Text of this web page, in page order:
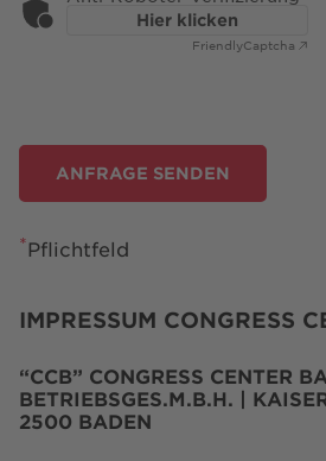
Hier klicken
FriendlyCaptcha ⇗
ANFRAGE SENDEN
*Pflichtfeld
IMPRESSUM CONGRESS
“CCB” CONGRESS CENTER
BETRIEBSGES.M.B.H. |
2500 BADEN